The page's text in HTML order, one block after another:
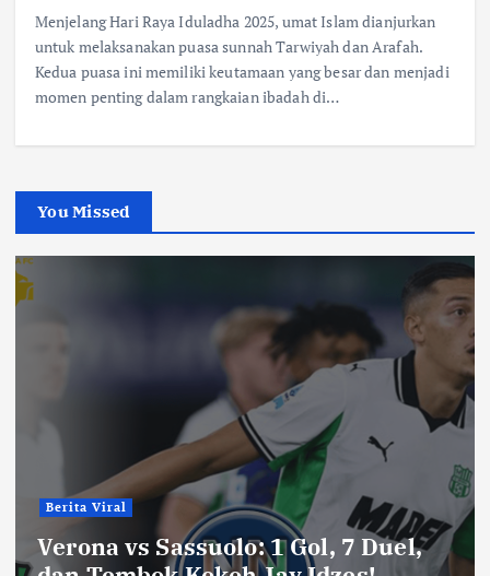
Menjelang Hari Raya Iduladha 2025, umat Islam dianjurkan
untuk melaksanakan puasa sunnah Tarwiyah dan Arafah.
Kedua puasa ini memiliki keutamaan yang besar dan menjadi
momen penting dalam rangkaian ibadah di…
You Missed
Berita Viral
Verona vs Sassuolo: 1 Gol, 7 Duel,